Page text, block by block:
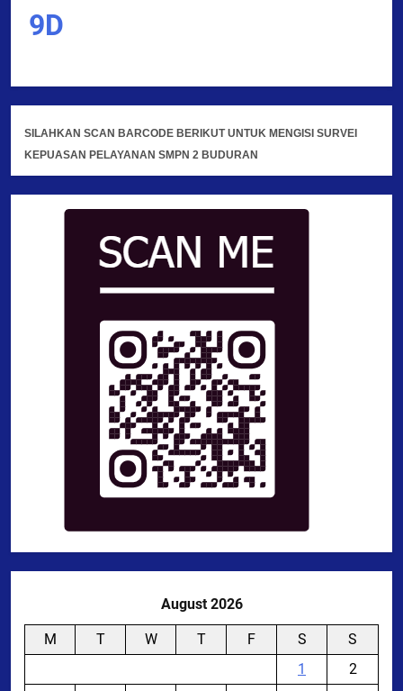
9D
SILAHKAN SCAN BARCODE BERIKUT UNTUK MENGISI SURVEI
KEPUASAN PELAYANAN SMPN 2 BUDURAN
August 2026
M T W T F S
S
1
2